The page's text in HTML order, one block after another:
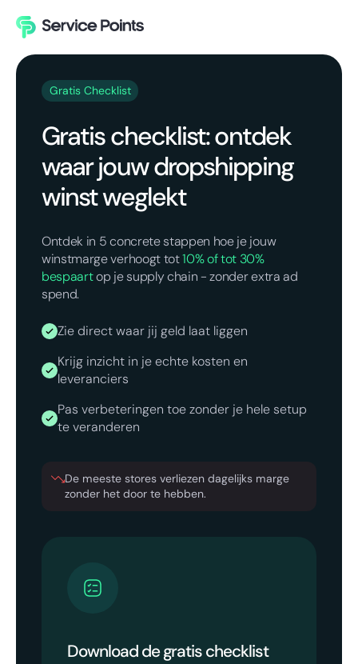
Gratis Checklist
Gratis checklist: ontdek
waar jouw dropshipping
winst weglekt
Ontdek in 5 concrete stappen hoe je jouw
winstmarge verhoogt tot10% of tot 30%
bespaartop je supply chain - zonder extra ad
spend.
Zie direct waar jij geld laat liggen
Krijg inzicht in je echte kosten en
leveranciers
Pas verbeteringen toe zonder je hele setup
te veranderen
De meeste stores verliezen dagelijks marge
zonder het door te hebben.
Download de gratis checklist